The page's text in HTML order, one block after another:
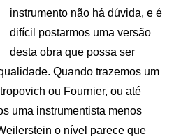
instrumento não há dúvida, e é
difícil postarmos uma versão
desta obra que possa ser
Quando trazemos um
ou Fournier, ou até
uma instrumentista menos
o nível parece que